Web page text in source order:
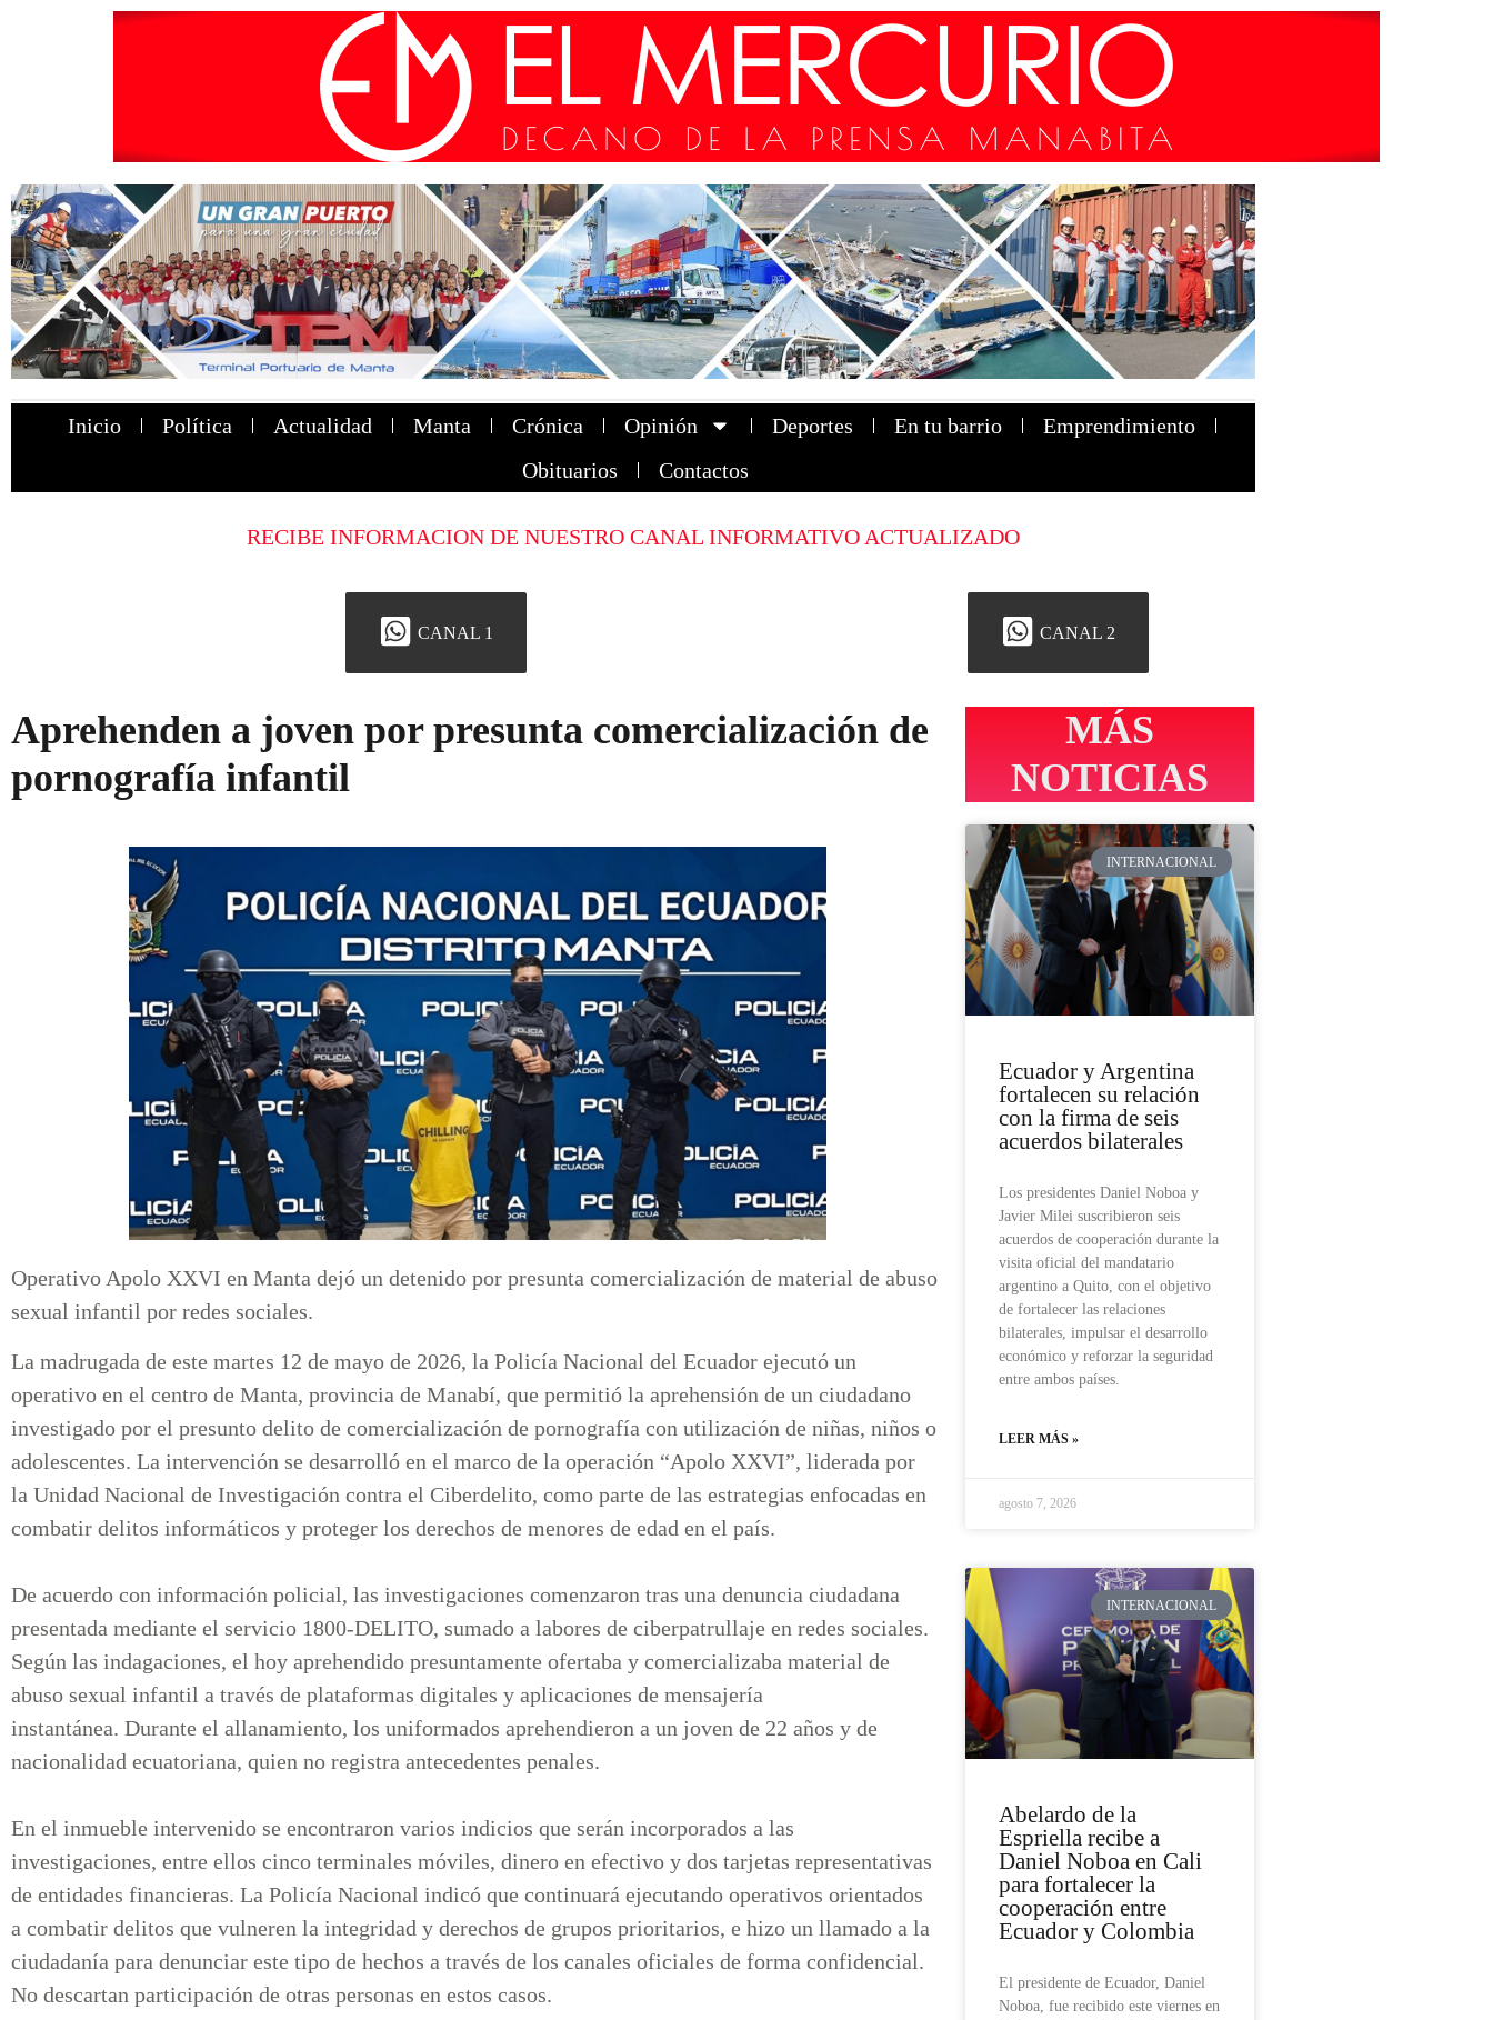
Inicio Política Actualidad Manta Crónica Opinión Deportes En tu barrio
Emprendimiento
Obituarios
Contactos
RECIBE INFORMACION DE NUESTRO CANAL INFORMATIVO ACTUALIZADO
CANAL 1 CANAL 2
Aprehenden a joven por presunta comercialización de
pornografía infantil
Operativo Apolo XXVI en Manta dejó un detenido por presunta comercialización de material de abuso
sexual infantil por redes sociales.
La madrugada de este martes 12 de mayo de 2026, la Policía Nacional del Ecuador ejecutó un
operativo en el centro de Manta, provincia de Manabí, que permitió la aprehensión de un ciudadano
investigado por el presunto delito de comercialización de pornografía con utilización de niñas, niños o
adolescentes. La intervención se desarrolló en el marco de la operación “Apolo XXVI”, liderada por
la Unidad Nacional de Investigación contra el Ciberdelito, como parte de las estrategias enfocadas en
combatir delitos informáticos y proteger los derechos de menores de edad en el país.
De acuerdo con información policial, las investigaciones comenzaron tras una denuncia ciudadana
presentada mediante el servicio 1800-DELITO, sumado a labores de ciberpatrullaje en redes sociales.
Según las indagaciones, el hoy aprehendido presuntamente ofertaba y comercializaba material de
abuso sexual infantil a través de plataformas digitales y aplicaciones de mensajería
instantánea. Durante el allanamiento, los uniformados aprehendieron a un joven de 22 años y de
nacionalidad ecuatoriana, quien no registra antecedentes penales.
En el inmueble intervenido se encontraron varios indicios que serán incorporados a las
investigaciones, entre ellos cinco terminales móviles, dinero en efectivo y dos tarjetas representativas
de entidades financieras. La Policía Nacional indicó que continuará ejecutando operativos orientados
a combatir delitos que vulneren la integridad y derechos de grupos prioritarios, e hizo un llamado a la
ciudadanía para denunciar este tipo de hechos a través de los canales oficiales de forma confidencial.
No descartan participación de otras personas en estos casos.
MÁS
NOTICIAS
INTERNACIONAL
Ecuador y Argentina
fortalecen su relación
con la firma de seis
acuerdos bilaterales
Los presidentes Daniel Noboa y
Javier Milei suscribieron seis
acuerdos de cooperación durante la
visita oficial del mandatario
argentino a Quito, con el objetivo
de fortalecer las relaciones
bilaterales, impulsar el desarrollo
económico y reforzar la seguridad
entre ambos países.
LEER MÁS »
agosto 7, 2026
INTERNACIONAL
Abelardo de la
Espriella recibe a
Daniel Noboa en Cali
para fortalecer la
cooperación entre
Ecuador y Colombia
El presidente de Ecuador, Daniel
Noboa, fue recibido este viernes en